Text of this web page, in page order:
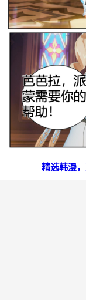
精选韩漫